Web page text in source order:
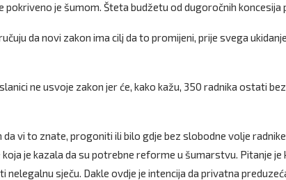
pokriveno je šumom. Šteta budžetu od dugoročnih koncesija
da novi zakon ima cilj da to promijeni, prije svega
ne usvoje zakon jer će, kako kažu, 350 radnika ostati
da vi to znate, progoniti ili bilo gdje bez slobodne volje
je kazala da su potrebne reforme u šumarstvu. Pitanje je
nelegalnu sječu. Dakle ovdje je intencija da privatna